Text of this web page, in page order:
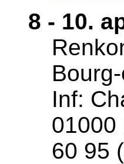
8 - 10.
Inf:
01000
60 95